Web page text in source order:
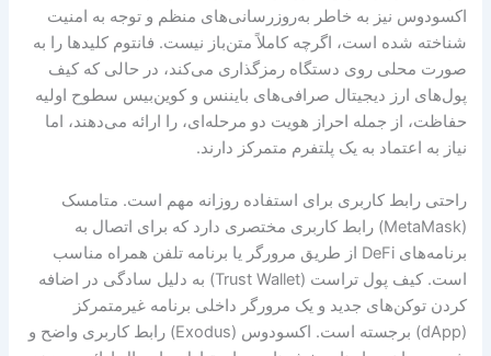
اکسودوس نیز به خاطر به‌روزرسانی‌های منظم و توجه به امنیت
شناخته شده است، اگرچه کاملاً متن‌باز نیست. فانتوم کلیدها را به
صورت محلی روی دستگاه رمزگذاری می‌کند، در حالی که کیف
پول‌های ارز دیجیتال صرافی‌های بایننس و کوین‌بیس سطوح اولیه
حفاظت، از جمله احراز هویت دو مرحله‌ای، را ارائه می‌دهند، اما
نیاز به اعتماد به یک پلتفرم متمرکز دارند.
راحتی رابط کاربری برای استفاده روزانه مهم است. متامسک
(MetaMask) رابط کاربری مختصری دارد که برای اتصال به
برنامه‌های DeFi از طریق مرورگر یا برنامه تلفن همراه مناسب
است. کیف پول تراست (Trust Wallet) به دلیل سادگی در اضافه
کردن توکن‌های جدید و یک مرورگر داخلی برنامه غیرمتمرکز
(dApp) برجسته است. اکسودوس (Exodus) رابط کاربری واضح و